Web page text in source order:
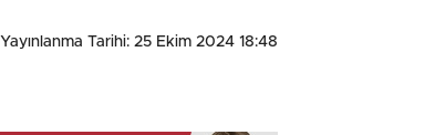
Yayınlanma Tarihi: 25 Ekim 2024 18:48